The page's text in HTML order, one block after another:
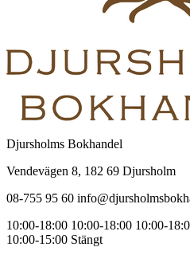
Djursholms Bokhandel
Vendevägen 8, 182 69 Djursholm
08-755 95 60
10:00-18:00 10:00-18:00 10:00-
10:00-15:00 Stängt